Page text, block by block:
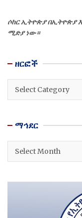
ሶከር ኢትዮጵያ በኢትዮጵያ
ሚድያ ነው።
ዘርፎች
ዘርፎች
ማኅደር
ማኅደር